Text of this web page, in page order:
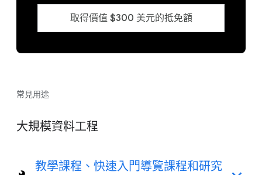
取得價值 $300 美元的抵免額
常見用途
大規模資料工程
教學課程、快速入門導覽課程和研究